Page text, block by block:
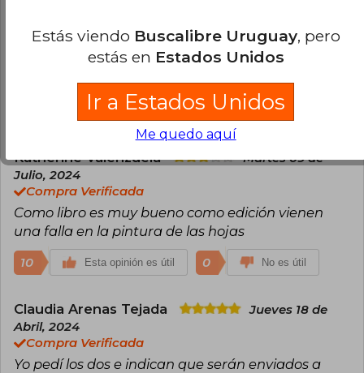
llegado con defectos, solo espero que la editorial
preste más atención a la calidad de los libros que
imprimen y arman.
Esta opinión es útil 0 No es útil
Katherine Valenzuela
Martes 09 de
Julio, 2024
Compra Verificada
Como libro es muy bueno como edición vienen
una falla en la pintura de las hojas
10 Esta opinión es útil 0 No es útil
Claudia Arenas Tejada
Jueves 18 de
Abril, 2024
Compra Verificada
Yo pedí los dos e indican que serán enviados a
Estás viendo Buscalibre Uruguay, pero
estás en Estados Unidos
Ir a Estados Unidos
Me quedo aquí